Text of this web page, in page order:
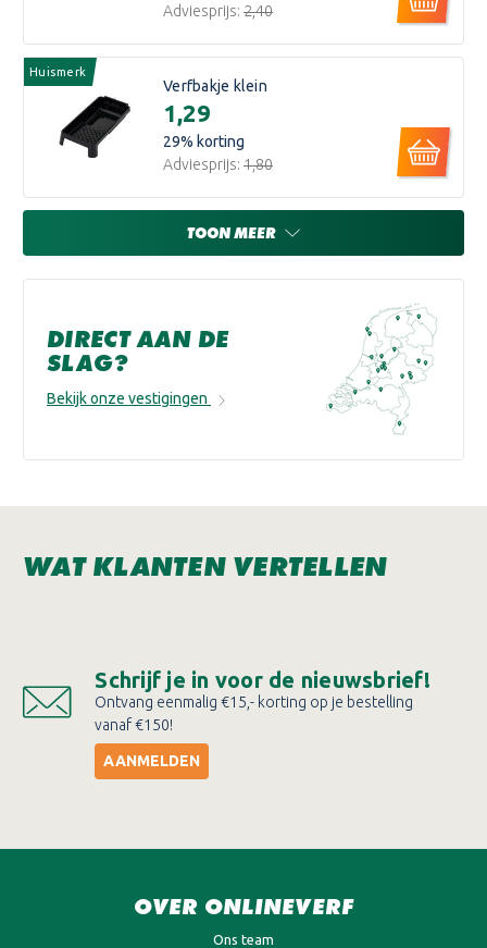
Adviesprijs: €2,40
Huismerk
Verfbakje klein
€1,29
29% korting
Adviesprijs: €1,80
TOON MEER
DIRECT AAN DE
SLAG?
Bekijk onze vestigingen
WAT KLANTEN VERTELLEN
Schrijf je in voor de nieuwsbrief!
Ontvang eenmalig €15,- korting op je bestelling
vanaf €150!
AANMELDEN
OVER ONLINEVERF
Ons team